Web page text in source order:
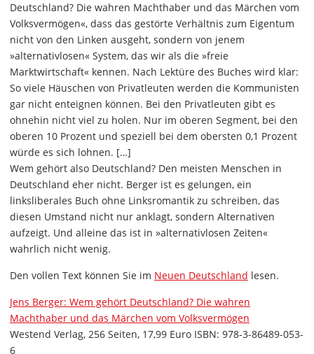
Deutschland? Die wahren Machthaber und das Märchen vom
Volksvermögen«, dass das gestörte Verhältnis zum Eigentum
nicht von den Linken ausgeht, sondern von jenem
»alternativlosen« System, das wir als die »freie
Marktwirtschaft« kennen. Nach Lektüre des Buches wird klar:
So viele Häuschen von Privatleuten werden die Kommunisten
gar nicht enteignen können. Bei den Privatleuten gibt es
ohnehin nicht viel zu holen. Nur im oberen Segment, bei den
oberen 10 Prozent und speziell bei dem obersten 0,1 Prozent
würde es sich lohnen. […]
Wem gehört also Deutschland? Den meisten Menschen in
Deutschland eher nicht. Berger ist es gelungen, ein
linksliberales Buch ohne Linksromantik zu schreiben, das
diesen Umstand nicht nur anklagt, sondern Alternativen
aufzeigt. Und alleine das ist in »alternativlosen Zeiten«
wahrlich nicht wenig.
Den vollen Text können Sie im Neuen Deutschland lesen.
Jens Berger: Wem gehört Deutschland? Die wahren
Machthaber und das Märchen vom Volksvermögen
Westend Verlag, 256 Seiten, 17,99 Euro ISBN: 978-3-86489-053-
6